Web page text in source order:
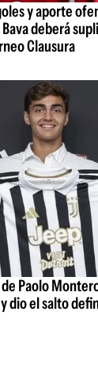
y aporte
deberá
Clausura
Paolo
dio el salto